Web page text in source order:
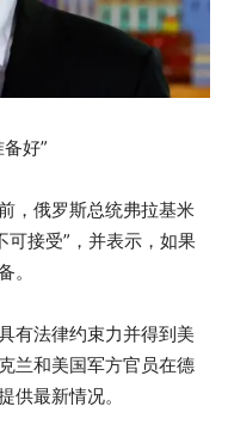
好”
，俄罗斯总统弗拉基米
可接受”，并表示，如果
。
有法律约束力并得到美
兰和美国军方官员在德
供最新情况。